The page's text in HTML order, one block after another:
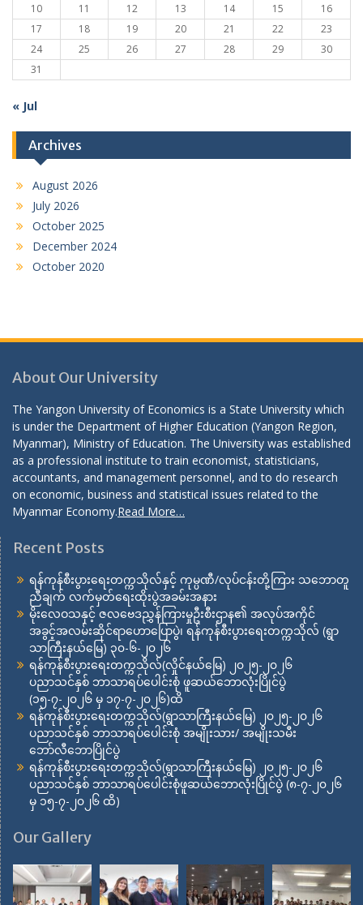
10
11 12 13 14 15
16
17
18 19 20 21 22
23
24
25 26 27 28 29
30
31
« Jul
Archives
August 2026
July 2026
October 2025
December 2024
October 2020
About Our University
The Yangon University of Economics is a State University which
is under the Department of Higher Education (Yangon Region,
Myanmar), Ministry of Education. The University was established
as a professional institute to train economist, statisticians,
accountants, and management personnel, and to do research
on economic, business and statistical issues related to the
Myanmar Economy.Read More…
Recent Posts
ရန်ကုန်စီးပွားရေးတက္ကသိုလ်နှင့် ကုမ္ပဏီ/လုပ်ငန်းတို့ကြား သဘောတူ
ညီချက် လက်မှတ်ရေးထိုးပွဲအခမ်းအနား
မိုးလေဝသနှင့် ဇလဗေဒညွှန်ကြားမှုဦးစီးဌာန၏ အလုပ်အကိုင်
အခွင့်အလမ်းဆိုင်ရာဟောပြောပွဲ၊ ရန်ကုန်စီးပွားရေးတက္ကသိုလ် (ရွာ
သာကြီးနယ်မြေ) ၃၀-၆-၂၀၂၆
ရန်ကုန်စီးပွားရေးတက္ကသိုလ်(လှိုင်နယ်မြေ) ၂၀၂၅-၂၀၂၆
ပညာသင်နှစ် ဘာသာရပ်ပေါင်းစုံ ဖူဆယ်ဘောလုံးပြိုင်ပွဲ
(၁၅-၇-၂၀၂၆ မှ ၁၇-၇-၂၀၂၆)ထိ
ရန်ကုန်စီးပွားရေးတက္ကသိုလ်(ရွာသာကြီးနယ်မြေ) ၂၀၂၅-၂၀၂၆
ပညာသင်နှစ် ဘာသာရပ်ပေါင်းစုံ အမျိုးသား/ အမျိုးသမီး
ဘော်လီဘောပြိုင်ပွဲ
ရန်ကုန်စီးပွားရေးတက္ကသိုလ်(ရွာသာကြီးနယ်မြေ) ၂၀၂၅-၂၀၂၆
ပညာသင်နှစ် ဘာသာရပ်ပေါင်းစုံဖူဆယ်ဘောလုံးပြိုင်ပွဲ (၈-၇-၂၀၂၆
မှ ၁၅-၇-၂၀၂၆ ထိ)
Our Gallery